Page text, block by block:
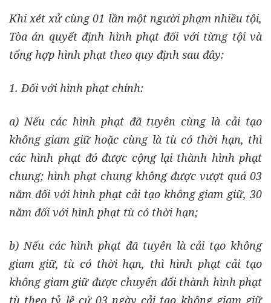
Khi xét xử cùng 01 lần một người phạm nhiều tội,
Tòa án quyết định hình phạt đối với từng tội và
tổng hợp hình phạt theo quy định sau đây:
1. Đối với hình phạt chính:
a) Nếu các hình phạt đã tuyên cùng là cải tạo
không giam giữ hoặc cùng là tù có thời hạn, thì
các hình phạt đó được cộng lại thành hình phạt
chung; hình phạt chung không được vượt quá 03
năm đối với hình phạt cải tạo không giam giữ, 30
năm đối với hình phạt tù có thời hạn;
b) Nếu các hình phạt đã tuyên là cải tạo không
giam giữ, tù có thời hạn, thì hình phạt cải tạo
không giam giữ được chuyển đổi thành hình phạt
tù theo tỷ lệ cứ 03 ngày cải tạo không giam giữ